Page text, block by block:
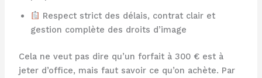
Respect strict des délais, contrat clair et
gestion complète des droits d’image
Cela ne veut pas dire qu’un forfait à 300 € est à
jeter d’office, mais faut savoir ce qu’on achète. Par